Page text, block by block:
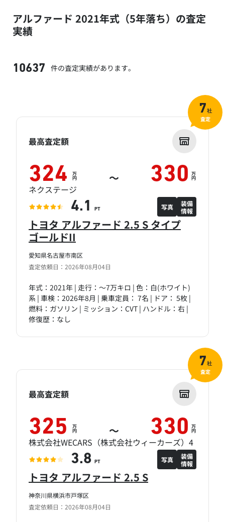
アルファード 2021年式（5年落ち）の査定
実績
10637 件の査定実績があります。
愛知県名古屋市南区
査定依頼日：2026年08月04日
トヨタ アルファード 2.5 S タイプ
ゴールドII
年式：2021年 | 走行：～7万キロ | 色：白(ホワイト)
系 | 車検：2026年8月 | 乗車定員： 7名 | ドア： 5枚 |
燃料：ガソリン | ミッション：CVT | ハンドル：右 |
修復歴：なし
最高査定額
324 万
円 ～ 330 万
円
ネクステージ
4.1 PT 写真
装備
情報
7社
査定
神奈川県横浜市戸塚区
査定依頼日：2026年08月04日
トヨタ アルファード 2.5 S
最高査定額
325 万
円 ～ 330 万
円
株式会社WECARS（株式会社ウィーカーズ）4
3.8 PT 写真
装備
情報
7社
査定